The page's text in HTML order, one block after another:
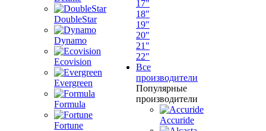
DoubleStar
Dynamo
Ecovision
Evergreen
Formula
Fortune
17"
18"
19"
20"
21"
22"
Все
производители
Популярные
производители
Accuride